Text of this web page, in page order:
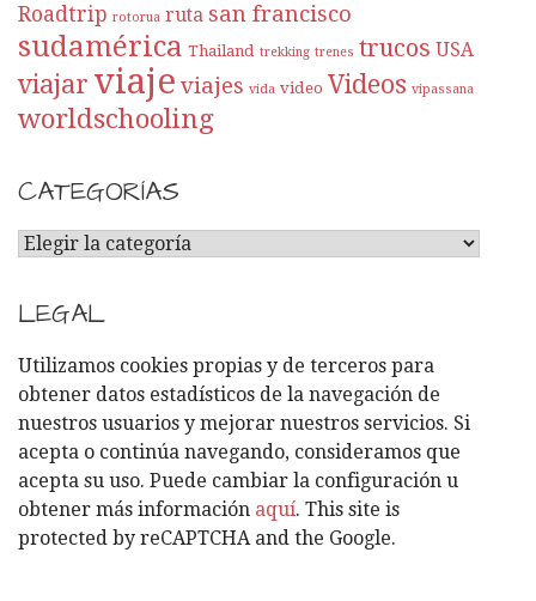
Roadtrip rotorua ruta san francisco
sudamérica Thailand trekking trenes trucos USA
viajar viaje viajes vida video Videos vipassana
worldschooling
CATEGORÍAS
C
T
E
G
O
R
Í
A
S
LEGAL
Utilizamos cookies propias y de terceros para
obtener datos estadísticos de la navegación de
nuestros usuarios y mejorar nuestros servicios. Si
acepta o continúa navegando, consideramos que
acepta su uso. Puede cambiar la configuración u
obtener más información aquí. This site is
protected by reCAPTCHA and the Google.